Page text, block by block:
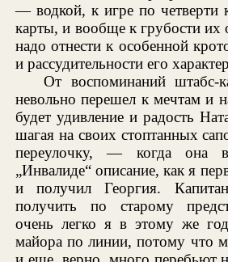
— водкой, к игре по четверти
карты, и вообще к грубости их
надо отнести к особенной
и рассудительности его
От воспоминаний штабс-
невольно перешел к мечтам и
будет удивление и радость
шагая на своих стоптанных
переулочку, — когда она
„Инвалиде“ описание, как я
и получил Георгия.
получить по старому
очень легко я в этому же
майора по линии, потому что